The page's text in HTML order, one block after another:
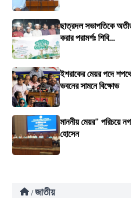
ছাত্রদল সভাপতিকে অতীত
করার পরামর্শঃ শিবি...
ইশরাকের মেয়র পদে
ভবনের সামনে বিক্ষোভ
মাননীয় মেয়র" পরিচয়ে
হোসেন
/ জাতীয়